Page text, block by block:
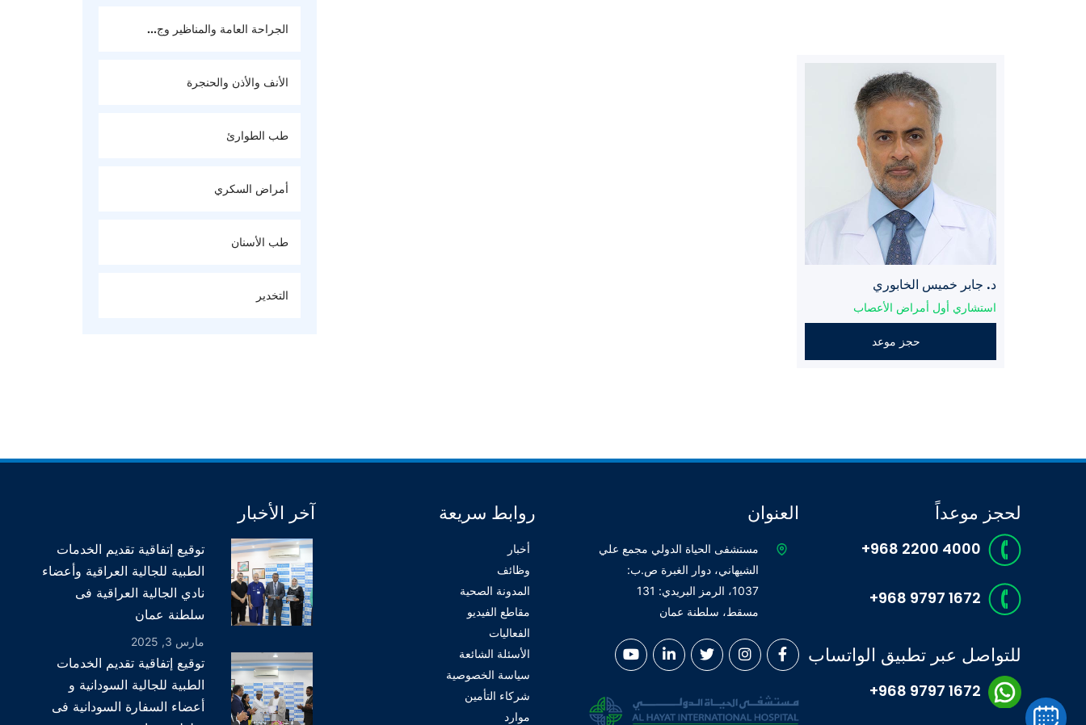
الجراحة العامة والمناظير وج...
الأنف والأذن والحنجرة
طب الطوارئ
أمراض السكري
طب الأسنان
التخدير
د. جابر خميس الخابوري
استشاري أول أمراض الأعصاب
حجز موعد
آخر الأخبار
توقيع إتفاقية تقديم الخدمات
الطبية للجالية العراقية وأعضاء
نادي الجالية العراقية فى
سلطنة عمان
مارس 3, 2025
توقيع إتفاقية تقديم الخدمات
الطبية للجالية السودانية و
أعضاء السفارة السودانية فى
روابط سريعة
أخبار
وظائف
المدونة الصحية
مقاطع الفيديو
الفعاليات
الأسئلة الشائعة
سياسة الخصوصية
شركاء التأمين
موارد
العنوان
مستشفى الحياة الدولي مجمع علي
الشيهاني، دوار الغبرة ص.ب:
1037، الرمز البريدي: 131
مسقط، سلطنة عمان
لحجز موعداً
+968 2200 4000
+968 9797 1672
للتواصل عبر تطبيق الواتساب
+968 9797 1672